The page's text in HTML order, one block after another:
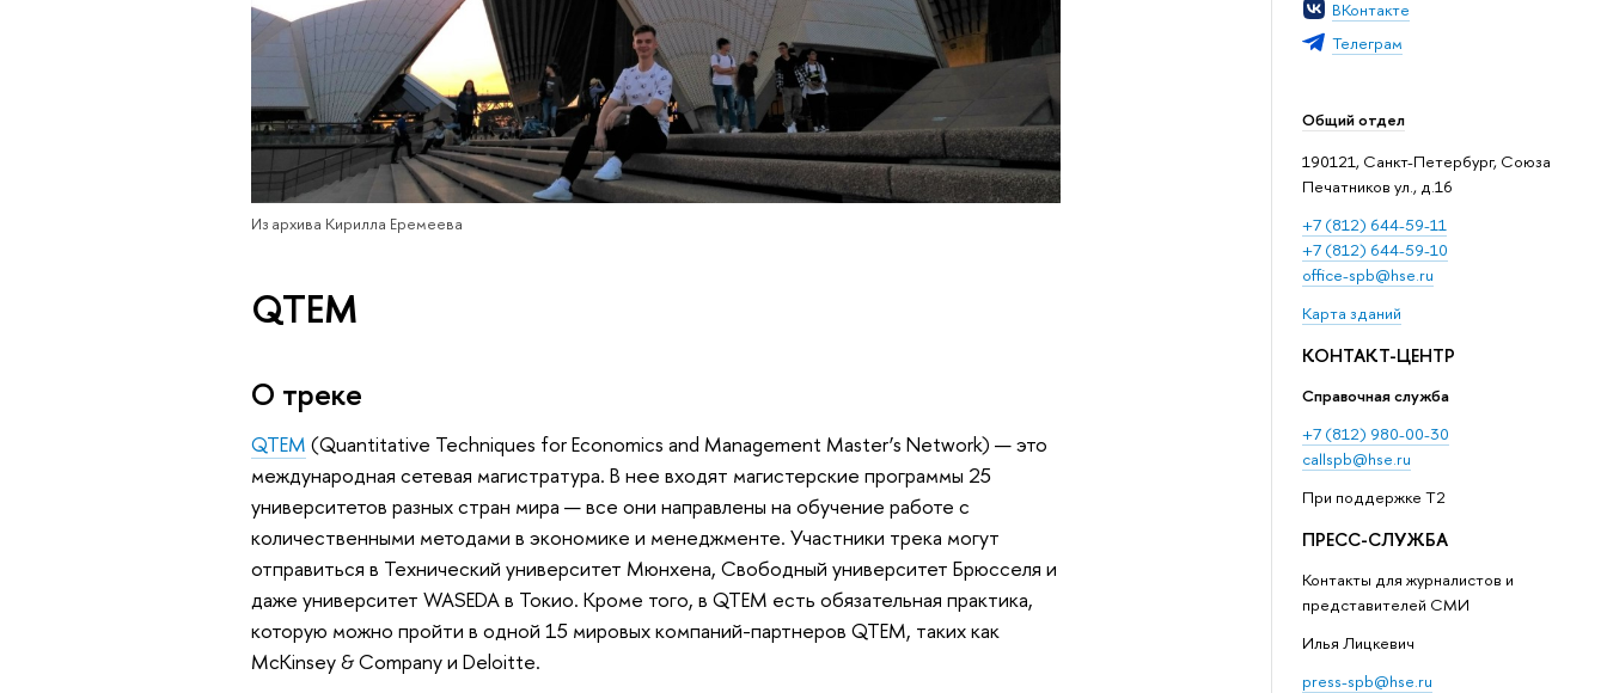
ВКонтакте
Телеграм
Общий отдел
190121, Санкт-Петербург, Союза
Печатников ул., д.16
+7 (812) 644-59-11
+7 (812) 644-59-10
office-spb@hse.ru
Карта зданий
КОНТАКТ-ЦЕНТР
Справочная служба
+7 (812) 980-00-30
callspb@hse.ru
При поддержке T2
ПРЕСС-СЛУЖБА
Контакты для журналистов и
представителей СМИ
Илья Лицкевич
press-spb@hse.ru
Из архива Кирилла Еремеева
QTEM
О треке
QTEM (Quantitative Techniques for Economics and Management Master’s Network) — это
международная сетевая магистратура. В нее входят магистерские программы 25
университетов разных стран мира — все они направлены на обучение работе с
количественными методами в экономике и менеджменте. Участники трека могут
отправиться в Технический университет Мюнхена, Свободный университет Брюсселя и
даже университет WASEDA в Токио. Кроме того, в QTEM есть обязательная практика,
которую можно пройти в одной 15 мировых компаний-партнеров QTEM, таких как
McKinsey & Company и Deloitte.